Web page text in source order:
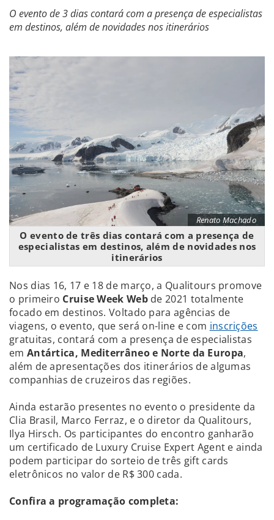
O evento de 3 dias contará com a presença de especialistas
em destinos, além de novidades nos itinerários
Renato Machado
O evento de três dias contará com a presença de
especialistas em destinos, além de novidades nos
itinerários
Nos dias 16, 17 e 18 de março, a Qualitours promove
o primeiro Cruise Week Web de 2021 totalmente
focado em destinos. Voltado para agências de
viagens, o evento, que será on-line e com inscrições
gratuitas, contará com a presença de especialistas
em Antártica, Mediterrâneo e Norte da Europa,
além de apresentações dos itinerários de algumas
companhias de cruzeiros das regiões.
Ainda estarão presentes no evento o presidente da
Clia Brasil, Marco Ferraz, e o diretor da Qualitours,
Ilya Hirsch. Os participantes do encontro ganharão
um certificado de Luxury Cruise Expert Agent e ainda
podem participar do sorteio de três gift cards
eletrônicos no valor de R$ 300 cada.
Confira a programação completa: